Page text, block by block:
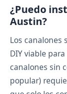
¿Puedo
Austin?
Los canalones
DIY viable
canalones sin
popular)